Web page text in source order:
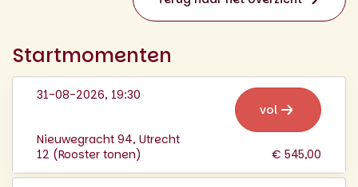
Startmomenten
31-08-2026, 19:30
vol
Nieuwegracht 94, Utrecht
12 (Rooster tonen) € 545,00